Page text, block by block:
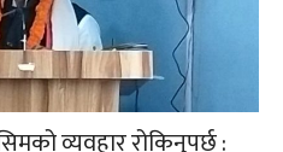
व्यवहार रोकिनुपर्छ :